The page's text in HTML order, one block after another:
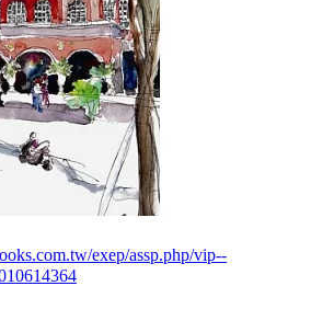
exep/assp.php/vip--